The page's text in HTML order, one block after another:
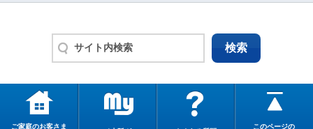
ご家庭のお客さま このページの